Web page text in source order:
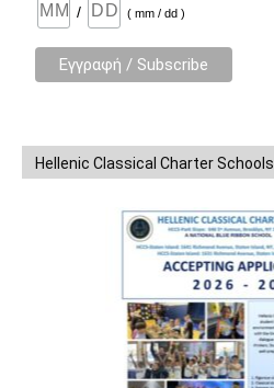
/ ( mm / dd )
Hellenic Classical Charter Schools